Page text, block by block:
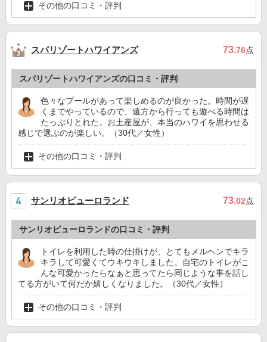
その他の口コミ・評判
スパリゾートハワイアンズ 73.76点
スパリゾートハワイアンズの口コミ・評判
色々なプールがあって楽しめるのが良かった。時間が遅
くまでやっているので、遠方から行っても遊べる時間は
たっぷりとれた。お土産屋が、本当のハワイを思わせる
感じで選ぶのが楽しい。（30代／女性）
その他の口コミ・評判
サンリオピューロランド 73.02点
サンリオピューロランドの口コミ・評判
トイレを利用した時の仕掛けが、とてもメルヘンでキラ
キラして可愛くてウキウキしました。自宅のトイレがこ
んな可愛かったらなぁと思ってたら同じような事を話し
てる方がいて何だか嬉しくなりました。（30代／女性）
その他の口コミ・評判